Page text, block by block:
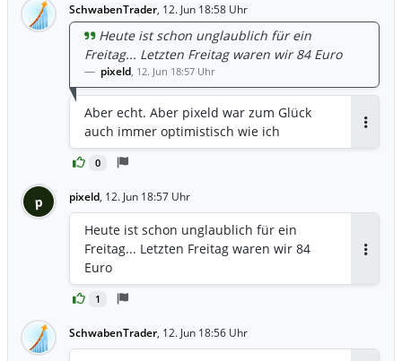
Dollar entspricht das einem
Aufwärtspotenzial von gut einem Viertel.
Parallel notiert die Intel-Aktie am
deutschen Markt Xetra-bereinigt bei
rund 97,7 Euro, was einem Tagesplus
von etwa 5 Prozent entspricht. Analysten
drehen bei Intel: Details zum Doppel-
Upgrade Ausgangspunkt der neuen
Diskussion um die Intel Corp.-Aktie ist
einen bislang skeptischen Analysten der
Bank of America. Nach Angaben
von Ariva.de und finanzen.net wurde die
Bewertung für Intel von "Underperform"
direkt auf "Buy" hochgestuft. Ein solches
Doppel-Upgrade ist im Analystenalltag
klaren Bruch mit der bisherigen
Einschätzung markiert. Die Bank of
SchwabenTrader, 12. Jun 18:58 Uhr
0
Heute ist schon unglaublich für ein
Freitag... Letzten Freitag waren wir 84 Euro
pixeld, 12. Jun 18:57 Uhr
Aber echt. Aber pixeld war zum Glück
auch immer optimistisch wie ich
p pixeld, 12. Jun 18:57 Uhr
1
Heute ist schon unglaublich für ein
Freitag... Letzten Freitag waren wir 84
Euro
SchwabenTrader, 12. Jun 18:56 Uhr